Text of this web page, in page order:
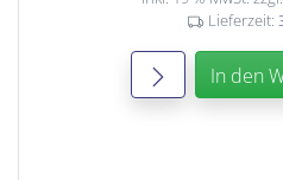
Lieferzeit:
In den